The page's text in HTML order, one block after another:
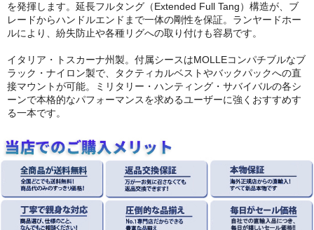
を発揮します。延長フルタング（Extended Full Tang）構造が、ブ
レードからハンドルエンドまで一体の剛性を保証。ランヤードホー
ルにより、紛失防止や各種リグへの取り付けも容易です。
イタリア・トスカーナ州製。付属シースはMOLLEコンパチブルなブ
ラック・ナイロン製で、タクティカルベストやバックパックへの直
接マウントが可能。ミリタリー・ハンティング・サバイバルの各シ
ーンで本格的なパフォーマンスを求めるユーザーに強くおすすめす
る一本です。